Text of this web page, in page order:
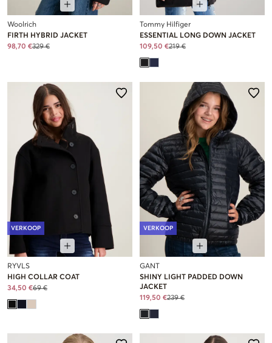
Woolrich
FIRTH HYBRID JACKET
98,70 €329 €
Tommy Hilfiger
ESSENTIAL LONG DOWN JACKET
109,50 €219 €
VERKOOP
RYVLS
HIGH COLLAR COAT
34,50 €69 €
VERKOOP
GANT
SHINY LIGHT PADDED DOWN
JACKET
119,50 €239 €